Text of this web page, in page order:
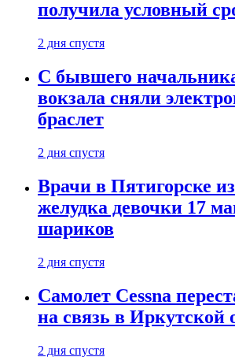
получила условный
2 дня спустя
С бывшего
вокзала сняли
браслет
2 дня спустя
Врачи в Пятигорске
желудка девочки 17
шариков
2 дня спустя
Самолет Cessna
на связь в Иркутской
2 дня спустя